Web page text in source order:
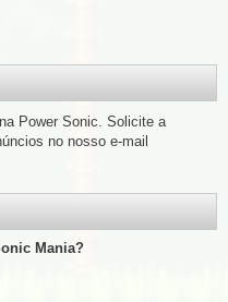
Power Sonic. Solicite a
no nosso e-mail
Mania?